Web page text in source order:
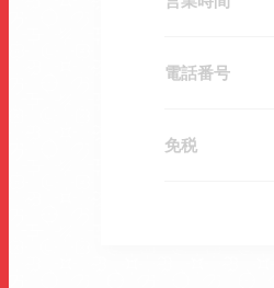
電話番号
免税